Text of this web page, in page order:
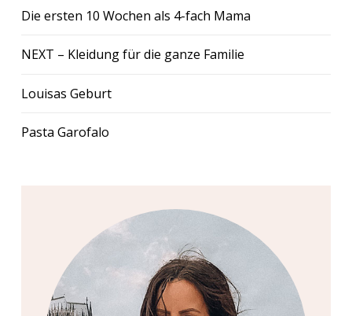
Die ersten 10 Wochen als 4-fach Mama
NEXT – Kleidung für die ganze Familie
Louisas Geburt
Pasta Garofalo